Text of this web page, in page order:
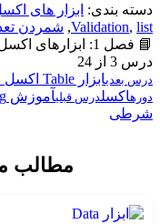
دسته بندی: ابزار های
Validation, list
, شمردن
📘 فصل 1: ابزارهای اکسل
درس 3 از 24
درس بعدیابزار Table اکسل از ایجاد تا کاربرد و ویژگی جدول
دورهاکسلدرس قبلی
شرطی
مطالب